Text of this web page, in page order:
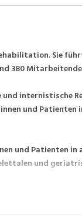
Sie
380
und internistische
und Patienten
und Patienten in
und
medizinischen